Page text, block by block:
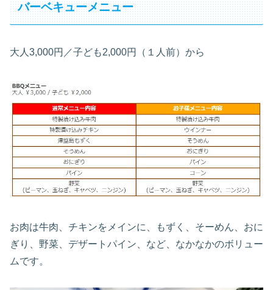
バーベキューメニュー
大人3,000円／子ども2,000円（１人前）から
お肉は牛肉、チキンをメインに、もずく、そーめん、おに
ぎり、野菜、デザートパイン、など、なかなかのボリュー
ムです。